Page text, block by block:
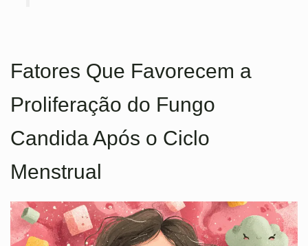
Fatores Que Favorecem a
Proliferação do Fungo
Candida Após o Ciclo
Menstrual